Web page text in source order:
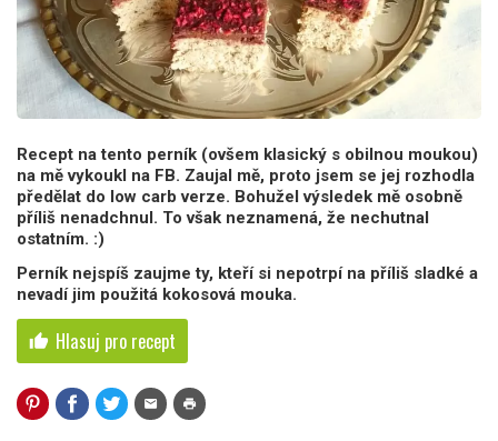
Recept na tento perník (ovšem klasický s obilnou moukou)
na mě vykoukl na FB. Zaujal mě, proto jsem se jej rozhodla
předělat do low carb verze. Bohužel výsledek mě osobně
příliš nenadchnul. To však neznamená, že nechutnal
ostatním. :)
Perník nejspíš zaujme ty, kteří si nepotrpí na příliš sladké a
nevadí jim použitá kokosová mouka.
thumb_up Hlasuj pro recept
mail print